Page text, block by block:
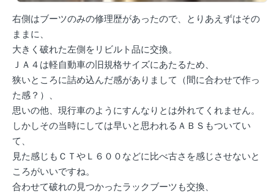
右側はブーツのみの修理歴があったので、とりあえずはその
ままに、
大きく破れた左側をリビルト品に交換。
ＪＡ４は軽自動車の旧規格サイズにあたるため、
狭いところに詰め込んだ感がありまして（間に合わせで作っ
た感？）、
思いの他、現行車のようにすんなりとは外れてくれません。
しかしその当時にしては早いと思われるＡＢＳもついてい
て、
見た感じもＣＴやＬ６００などに比べ古さを感じさせないと
ころがいいですね。
合わせて破れの見つかったラックブーツも交換、